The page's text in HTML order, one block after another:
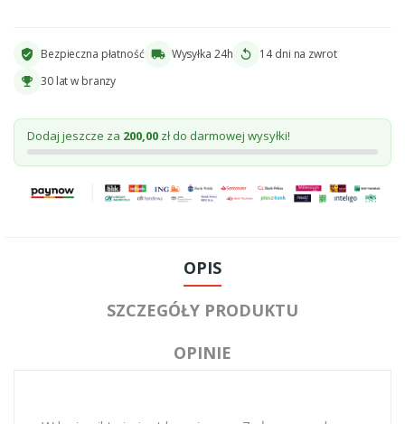
verified_user Bezpieczna płatność local_shipping Wysyłka 24h replay 14 dni na zwrot
emoji_events 30 lat w branzy
Dodaj jeszcze za 200,00 zł do darmowej wysyłki!
OPIS
SZCZEGÓŁY PRODUKTU
OPINIE